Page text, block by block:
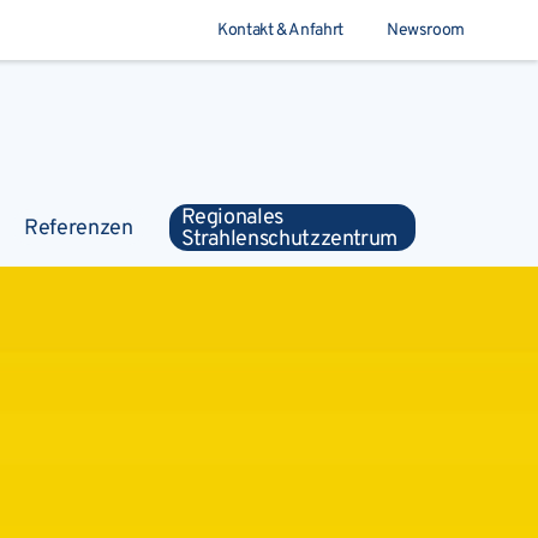
Kontakt & Anfahrt Newsroom
Referenzen Regionales
Strahlenschutzzentrum